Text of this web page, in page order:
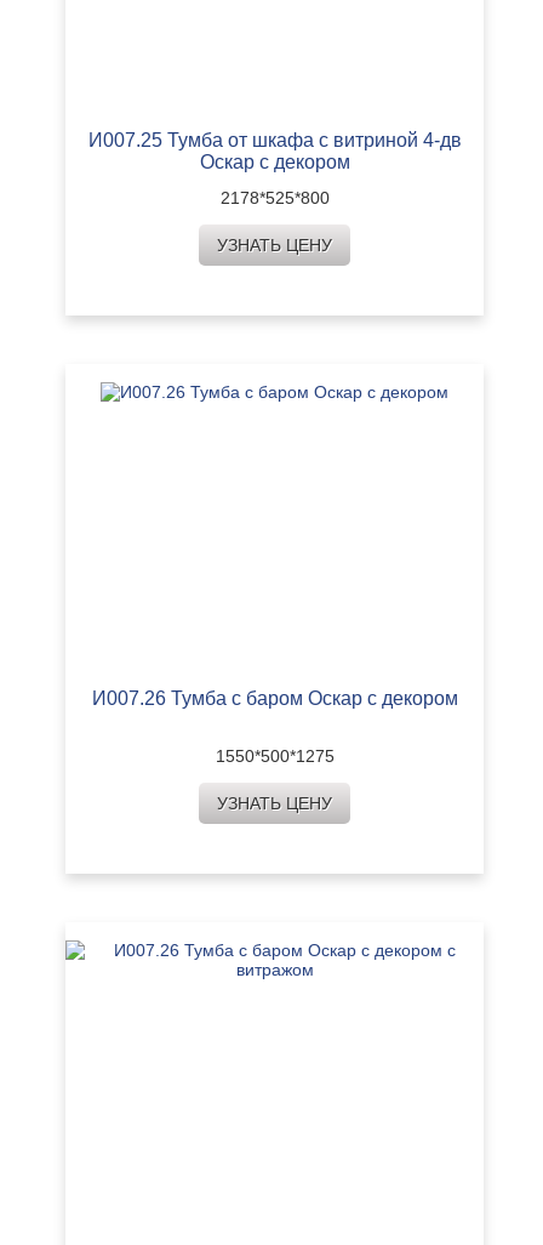
И007.25 Тумба от шкафа с витриной 4-дв
Оскар с декором
2178*525*800
УЗНАТЬ ЦЕНУ
И007.26 Тумба с баром Оскар с декором
1550*500*1275
УЗНАТЬ ЦЕНУ